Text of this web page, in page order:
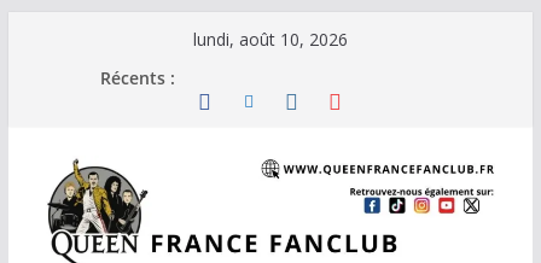
lundi, août 10, 2026
Récents :